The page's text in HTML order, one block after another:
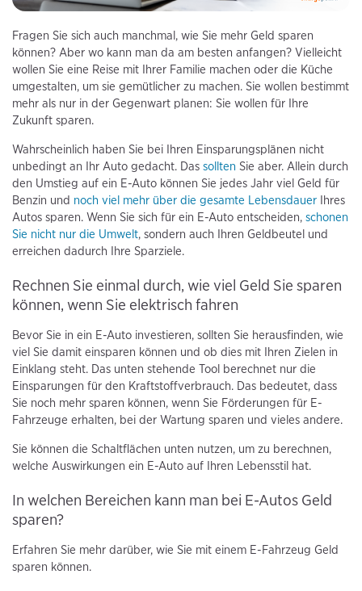
Fragen Sie sich auch manchmal, wie Sie mehr Geld sparen
können? Aber wo kann man da am besten anfangen? Vielleicht
wollen Sie eine Reise mit Ihrer Familie machen oder die Küche
umgestalten, um sie gemütlicher zu machen. Sie wollen bestimmt
mehr als nur in der Gegenwart planen: Sie wollen für Ihre
Zukunft sparen.
Wahrscheinlich haben Sie bei Ihren Einsparungsplänen nicht
unbedingt an Ihr Auto gedacht. Das sollten Sie aber. Allein durch
den Umstieg auf ein E-Auto können Sie jedes Jahr viel Geld für
Benzin und noch viel mehr über die gesamte Lebensdauer Ihres
Autos sparen. Wenn Sie sich für ein E-Auto entscheiden, schonen
Sie nicht nur die Umwelt, sondern auch Ihren Geldbeutel und
erreichen dadurch Ihre Sparziele.
Rechnen Sie einmal durch, wie viel Geld Sie sparen
können, wenn Sie elektrisch fahren
Bevor Sie in ein E-Auto investieren, sollten Sie herausfinden, wie
viel Sie damit einsparen können und ob dies mit Ihren Zielen in
Einklang steht. Das unten stehende Tool berechnet nur die
Einsparungen für den Kraftstoffverbrauch. Das bedeutet, dass
Sie noch mehr sparen können, wenn Sie Förderungen für E-
Fahrzeuge erhalten, bei der Wartung sparen und vieles andere.
Sie können die Schaltflächen unten nutzen, um zu berechnen,
welche Auswirkungen ein E-Auto auf Ihren Lebensstil hat.
In welchen Bereichen kann man bei E-Autos Geld
sparen?
Erfahren Sie mehr darüber, wie Sie mit einem E-Fahrzeug Geld
sparen können.